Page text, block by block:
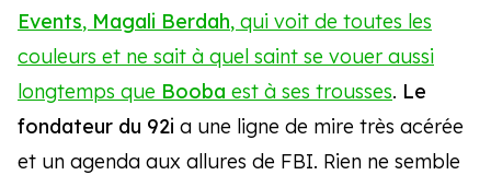
Events, Magali Berdah, qui voit de toutes les
couleurs et ne sait à quel saint se vouer aussi
longtemps que Booba est à ses trousses. Le
fondateur du 92i a une ligne de mire très acérée
et un agenda aux allures de FBI. Rien ne semble